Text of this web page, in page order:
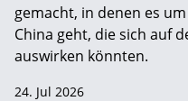
gemacht, in denen es
China geht, die sich auf
auswirken könnten.
24. Jul 2026